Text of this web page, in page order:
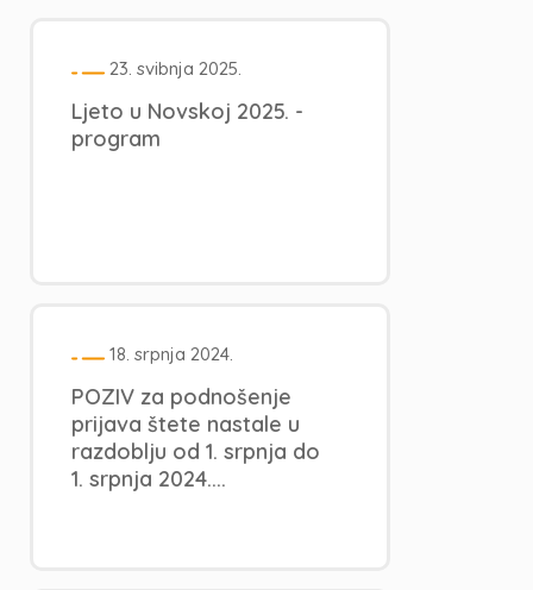
23. svibnja 2025.
Ljeto u Novskoj 2025. -
program
18. srpnja 2024.
POZIV za podnošenje
prijava štete nastale u
razdoblju od 1. srpnja do
1. srpnja 2024....